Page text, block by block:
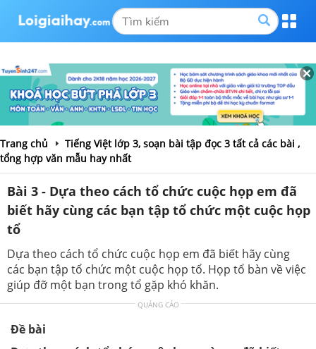
Trang chủ
Tiếng Việt lớp 3, soạn bài tập đọc 3 tất cả các bài ,
tổng hợp văn mẫu hay nhất
Bài 3 - Dựa theo cách tổ chức cuộc họp em đã
biết hãy cùng các bạn tập tổ chức một cuộc họp
tổ
Dựa theo cách tổ chức cuộc họp em đã biết hãy cùng
các bạn tập tổ chức một cuộc họp tổ. Họp tổ bàn về việc
giúp đỡ một bạn trong tổ gặp khó khăn.
QUẢNG CÁO
Đề bài